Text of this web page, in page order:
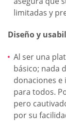
limitadas y
Diseño y
Al ser una
básico; nada
donaciones e
para todos.
pero
por su